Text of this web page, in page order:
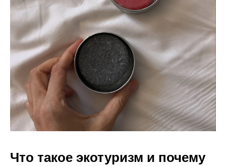
Что такое экотуризм и почему